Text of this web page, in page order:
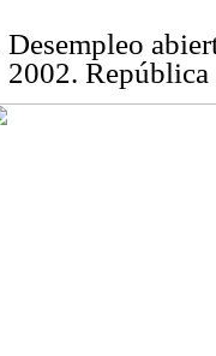
Desempleo
2002.